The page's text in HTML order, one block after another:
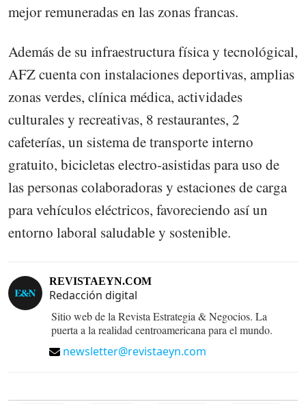
mejor remuneradas en las zonas francas.
Además de su infraestructura física y tecnológical,
AFZ cuenta con instalaciones deportivas, amplias
zonas verdes, clínica médica, actividades
culturales y recreativas, 8 restaurantes, 2
cafeterías, un sistema de transporte interno
gratuito, bicicletas electro-asistidas para uso de
las personas colaboradoras y estaciones de carga
para vehículos eléctricos, favoreciendo así un
entorno laboral saludable y sostenible.
REVISTAEYN.COM
Redacción digital
Sitio web de la Revista Estrategia & Negocios. La
puerta a la realidad centroamericana para el mundo.
newsletter@revistaeyn.com